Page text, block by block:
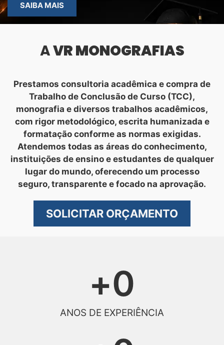
SAIBA MAIS
AVR MONOGRAFIAS
Prestamos consultoria acadêmica e compra de
Trabalho de Conclusão de Curso (TCC),
monografia e diversos trabalhos acadêmicos,
com rigor metodológico, escrita humanizada e
formatação conforme as normas exigidas.
Atendemos todas as áreas do conhecimento,
instituições de ensino e estudantes de qualquer
lugar do mundo, oferecendo um processo
seguro, transparente e focado na aprovação.
SOLICITAR ORÇAMENTO
ANOS DE EXPERIÊNCIA
+0